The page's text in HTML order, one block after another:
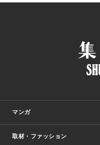
マンガ
少年マンガ
取材・ファッション